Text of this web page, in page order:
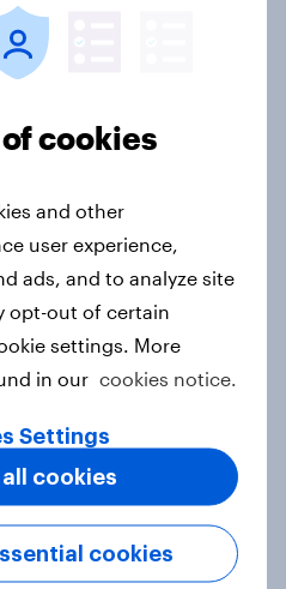
Mouth Risers
Mouth Risers
Risers 2026
Mouth Risers
cookies
and other
user experience,
ads, and to analyze site
opt-out of certain
settings. More
in our cookies notice.
Settings
cookies
cookies